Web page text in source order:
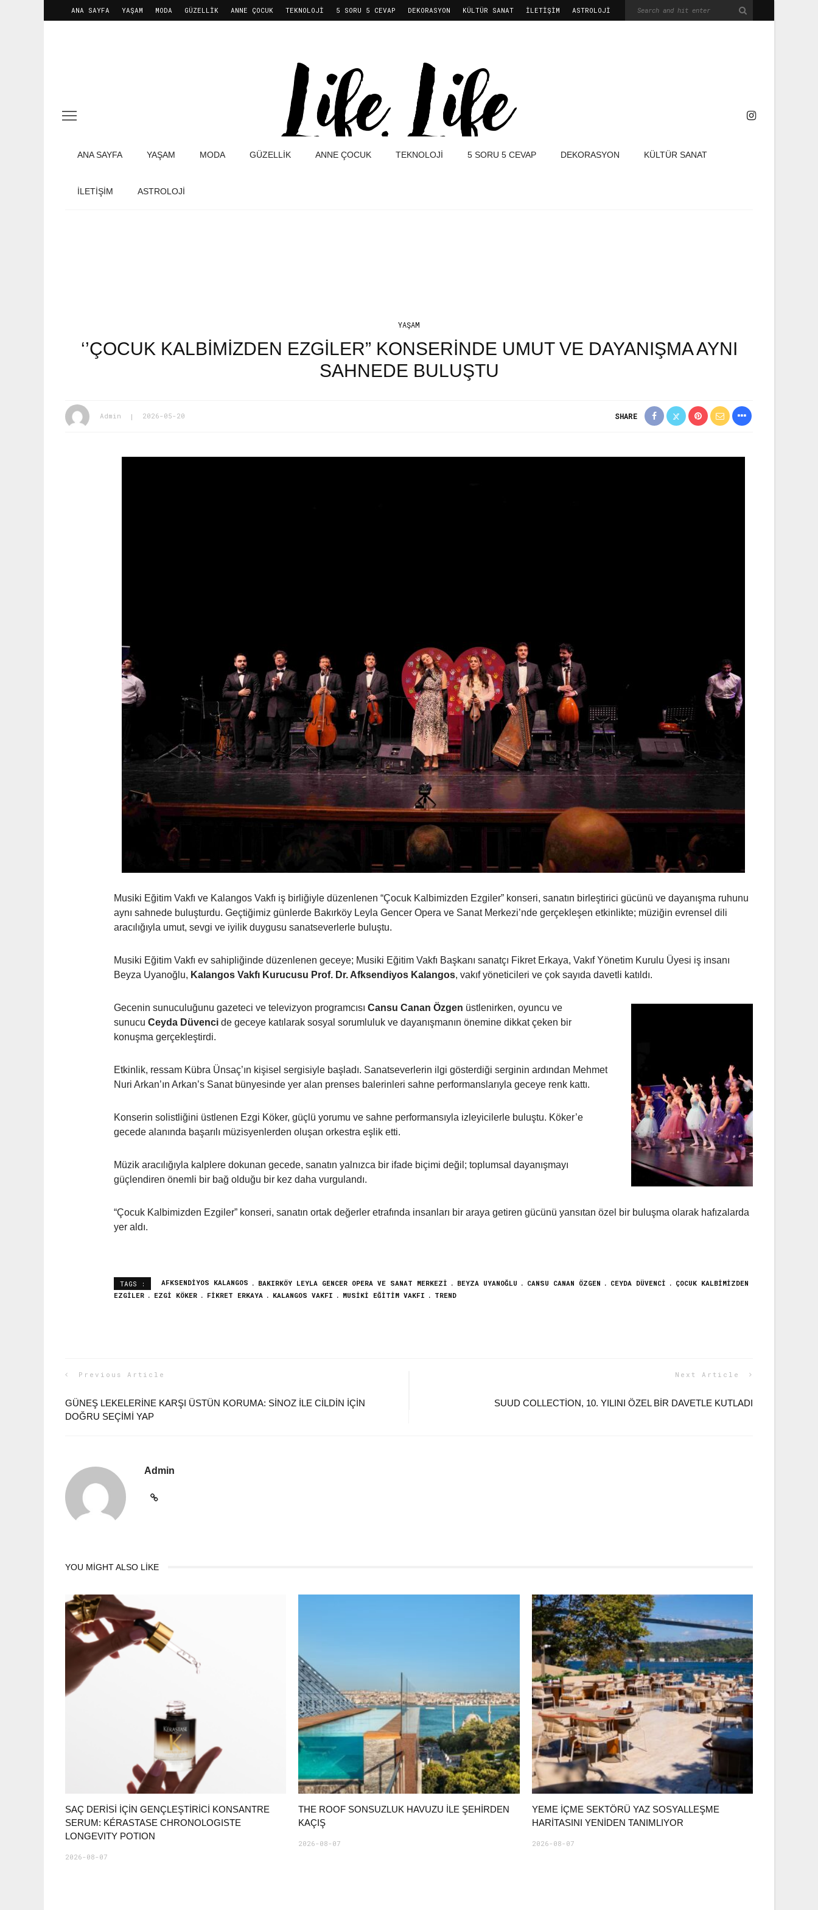
ANA SAYFA YAŞAM MODA GÜZELLIK ANNE ÇOCUK TEKNOLOJI 5 SORU 5 CEVAP DEKORASYON KÜLTÜR SANAT İLETIŞIM ASTROLOJİ
ANA SAYFA YAŞAM MODA GÜZELLIK ANNE ÇOCUK TEKNOLOJI 5 SORU 5 CEVAP DEKORASYON KÜLTÜR SANAT
İLETIŞIM ASTROLOJİ
YAŞAM
‘’ÇOCUK KALBIMIZDEN EZGILER” KONSERINDE UMUT VE DAYANIŞMA AYNI
SAHNEDE BULUŞTU
Admin 2026-05-20 SHARE
Musiki Eğitim Vakfı ve Kalangos Vakfı iş birliğiyle düzenlenen “Çocuk Kalbimizden Ezgiler” konseri, sanatın birleştirici gücünü ve dayanışma ruhunu
aynı sahnede buluşturdu. Geçtiğimiz günlerde Bakırköy Leyla Gencer Opera ve Sanat Merkezi’nde gerçekleşen etkinlikte; müziğin evrensel dili
aracılığıyla umut, sevgi ve iyilik duygusu sanatseverlerle buluştu.
Musiki Eğitim Vakfı ev sahipliğinde düzenlenen geceye; Musiki Eğitim Vakfı Başkanı sanatçı Fikret Erkaya, Vakıf Yönetim Kurulu Üyesi iş insanı
Beyza Uyanoğlu, Kalangos Vakfı Kurucusu Prof. Dr. Afksendiyos Kalangos, vakıf yöneticileri ve çok sayıda davetli katıldı.
Gecenin sunuculuğunu gazeteci ve televizyon programcısı Cansu Canan Özgen üstlenirken, oyuncu ve
sunucu Ceyda Düvenci de geceye katılarak sosyal sorumluluk ve dayanışmanın önemine dikkat çeken bir
konuşma gerçekleştirdi.
Etkinlik, ressam Kübra Ünsaç’ın kişisel sergisiyle başladı. Sanatseverlerin ilgi gösterdiği serginin ardından Mehmet
Nuri Arkan’ın Arkan’s Sanat bünyesinde yer alan prenses balerinleri sahne performanslarıyla geceye renk kattı.
Konserin solistliğini üstlenen Ezgi Köker, güçlü yorumu ve sahne performansıyla izleyicilerle buluştu. Köker’e
gecede alanında başarılı müzisyenlerden oluşan orkestra eşlik etti.
Müzik aracılığıyla kalplere dokunan gecede, sanatın yalnızca bir ifade biçimi değil; toplumsal dayanışmayı
güçlendiren önemli bir bağ olduğu bir kez daha vurgulandı.
“Çocuk Kalbimizden Ezgiler” konseri, sanatın ortak değerler etrafında insanları bir araya getiren gücünü yansıtan özel bir buluşma olarak hafızalarda
yer aldı.
TAGS : AFKSENDIYOS KALANGOS BAKIRKÖY LEYLA GENCER OPERA VE SANAT MERKEZI BEYZA UYANOĞLU CANSU CANAN ÖZGEN CEYDA DÜVENCI
ÇOCUK KALBIMIZDEN
EZGILER
EZGI KÖKER FIKRET ERKAYA KALANGOS VAKFI MUSIKI EĞITIM VAKFI TREND
Previous Article
GÜNEŞ LEKELERINE KARŞI ÜSTÜN KORUMA: SINOZ ILE CILDIN IÇIN
DOĞRU SEÇIMI YAP
Next Article
SUUD COLLECTION, 10. YILINI ÖZEL BIR DAVETLE KUTLADI
Admin
YOU MIGHT ALSO LIKE
SAÇ DERİSİ İÇİN GENÇLEŞTİRİCİ KONSANTRE
SERUM: KÉRASTASE CHRONOLOGISTE
LONGEVITY POTION
2026-08-07
THE ROOF SONSUZLUK HAVUZU ILE ŞEHIRDEN
KAÇIŞ
2026-08-07
YEME İÇME SEKTÖRÜ YAZ SOSYALLEŞME
HARITASINI YENIDEN TANIMLIYOR
2026-08-07